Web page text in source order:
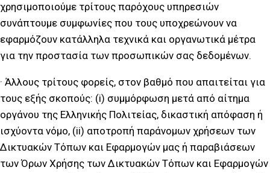
χρησιμοποιούμε τρίτους παρόχους υπηρεσιών
συνάπτουμε συμφωνίες που τους υποχρεώνουν να
εφαρμόζουν κατάλληλα τεχνικά και οργανωτικά μέτρα
για την προστασία των προσωπικών σας δεδομένων.
· Άλλους τρίτους φορείς, στον βαθμό που απαιτείται για
τους εξής σκοπούς: (i) συμμόρφωση μετά από αίτημα
οργάνου της Ελληνικής Πολιτείας, δικαστική απόφαση ή
ισχύοντα νόμο, (ii) αποτροπή παράνομων χρήσεων των
Δικτυακών Τόπων και Εφαρμογών μας ή παραβιάσεων
των Όρων Χρήσης των Δικτυακών Τόπων και Εφαρμογών